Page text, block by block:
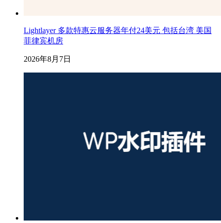
Lightlayer 多款特惠云服务器年付24美元 包括台湾 美国
菲律宾机房
2026年8月7日